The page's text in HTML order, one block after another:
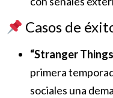
Casos de
“Stranger
primera
sociales una